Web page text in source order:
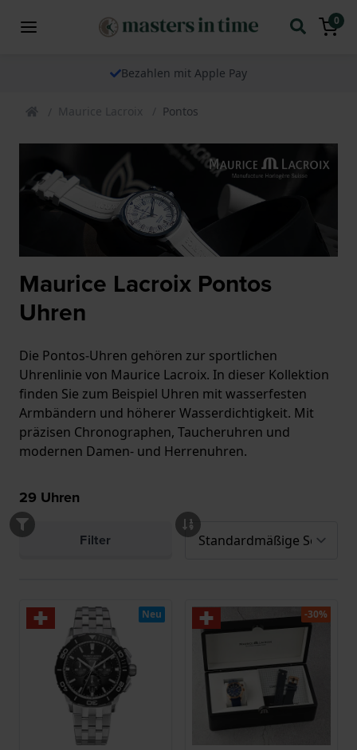
0
Bezahlen mit Apple Pay
Maurice Lacroix Pontos
Maurice Lacroix Pontos
Uhren
Die Pontos-Uhren gehören zur sportlichen
Uhrenlinie von Maurice Lacroix. In dieser Kollektion
finden Sie zum Beispiel Uhren mit wasserfesten
Armbändern und höherer Wasserdichtigkeit. Mit
präzisen Chronographen, Taucheruhren und
modernen Damen- und Herrenuhren.
29 Uhren
Filter
Neu -30%